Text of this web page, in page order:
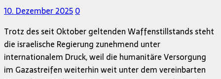
10. Dezember 20250
Trotz des seit Oktober geltenden Waffenstillstands steht
die israelische Regierung zunehmend unter
internationalem Druck, weil die humanitäre Versorgung
im Gazastreifen weiterhin weit unter dem vereinbarten